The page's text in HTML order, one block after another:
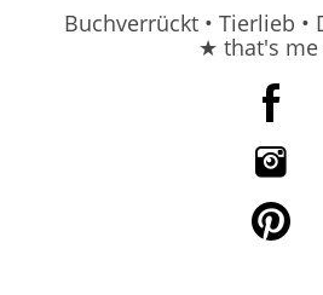
Buchverrückt • Tierlieb •
★ that's